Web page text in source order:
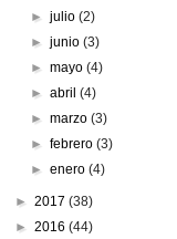
►julio(2)
►junio(3)
►mayo(4)
►abril(4)
►marzo(3)
►febrero(3)
►enero(4)
► 2017 (38)
► 2016 (44)